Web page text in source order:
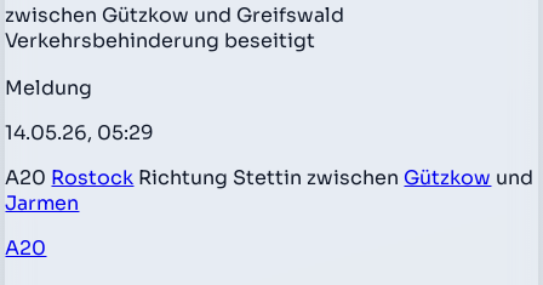
zwischen Gützkow und Greifswald
Verkehrsbehinderung beseitigt
Meldung
14.05.26, 05:29
A20 Rostock Richtung Stettin zwischen Gützkow und
Jarmen
A20